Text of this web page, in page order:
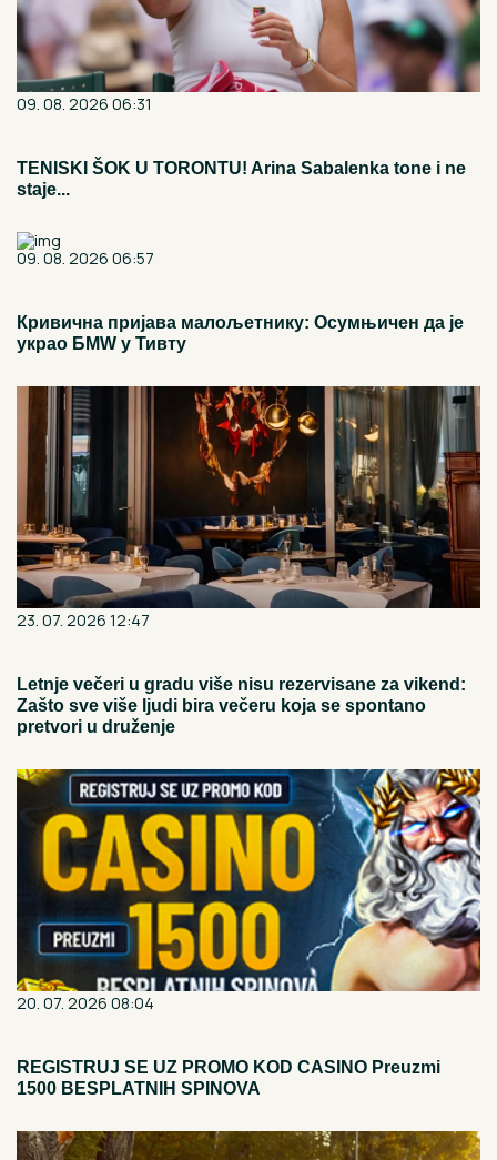
09. 08. 2026 06:31
TENISKI ŠOK U TORONTU! Arina Sabalenka tone i ne
staje...
09. 08. 2026 06:57
Кривична пријава малољетнику: Осумњичен да је
украо БМW у Тивту
23. 07. 2026 12:47
Letnje večeri u gradu više nisu rezervisane za vikend:
Zašto sve više ljudi bira večeru koja se spontano
pretvori u druženje
20. 07. 2026 08:04
REGISTRUJ SE UZ PROMO KOD CASINO Preuzmi
1500 BESPLATNIH SPINOVA